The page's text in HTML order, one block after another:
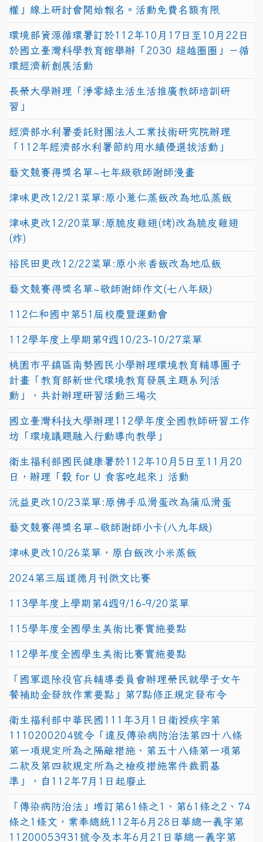
權」線上研討會開始報名。活動免費名額有限
環境部資源循環署訂於112年10月17日至10月22日
於國立臺灣科學教育館舉辦「2030 超越圈圈」－循
環經濟新創展活動
長榮大學辦理「淨零綠生活生活推廣教師培訓研
習」
經濟部水利署委託財團法人工業技術研究院辦理
「112年經濟部水利署節約用水績優選拔活動」
藝文競賽得獎名單~七年級敬師謝師漫畫
津味更改12/21菜單:原小薏仁蒸飯改為地瓜蒸飯
津味更改12/20菜單:原脆皮雞翅(烤)改為脆皮雞翅
(炸)
裕民田更改12/22菜單:原小米香飯改為地瓜飯
藝文競賽得獎名單~敬師謝師作文(七八年級)
112仁和國中第51屆校慶暨運動會
112學年度上學期第9週10/23-10/27菜單
桃園市平鎮區南勢國民小學辦理環境教育輔導團子
計畫「教育部新世代環境教育發展主題系列活
動」，共計辦理研習活動三場次
國立臺灣科技大學辦理112學年度全國教師研習工作
坊「環境議題融入行動導向教學」
衛生福利部國民健康署於112年10月5日至11月20
日，辦理「穀 for U 食客吃起來」活動
沅益更改10/23菜單:原佛手瓜滑蛋改為蒲瓜滑蛋
藝文競賽得獎名單~敬師謝師小卡(八九年級)
津味更改10/26菜單，原白飯改小米蒸飯
2024第三屆道德月刊徵文比賽
113學年度上學期第4週9/16-9/20菜單
115學年度全國學生美術比賽實施要點
112學年度全國學生美術比賽實施要點
「國軍退除役官兵輔導委員會辦理榮民就學子女午
餐補助金發放作業要點」第7點修正規定發布令
衛生福利部中華民國111年3月1日衛授疾字第
1110200204號令「違反傳染病防治法第四十八條
第一項規定所為之隔離措施、第五十八條第一項第
二款及第四款規定所為之檢疫措施案件裁罰基
準」，自112年7月1日起廢止
「傳染病防治法」增訂第61條之1、第61條之2、74
條之1條文，業奉總統112年6月28日華總一義字第
11200053931號令及本年6月21日華總一義字第